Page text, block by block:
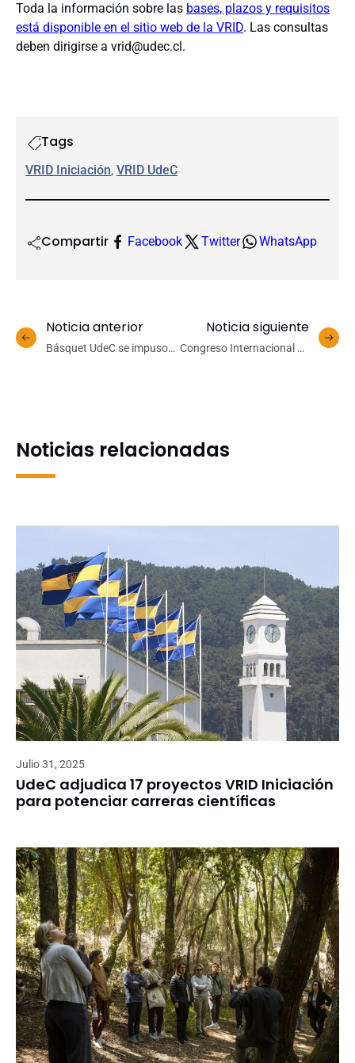
Toda la información sobre las bases, plazos y requisitos
está disponible en el sitio web de la VRID. Las consultas
deben dirigirse a vrid@udec.cl.
Tags
VRID Iniciación, VRID UdeC
Compartir Facebook Twitter WhatsApp
Noticia anterior
Básquet UdeC se impuso
Noticia siguiente
Congreso Internacional de
Noticias relacionadas
Julio 31, 2025
UdeC adjudica 17 proyectos VRID Iniciación
para potenciar carreras científicas